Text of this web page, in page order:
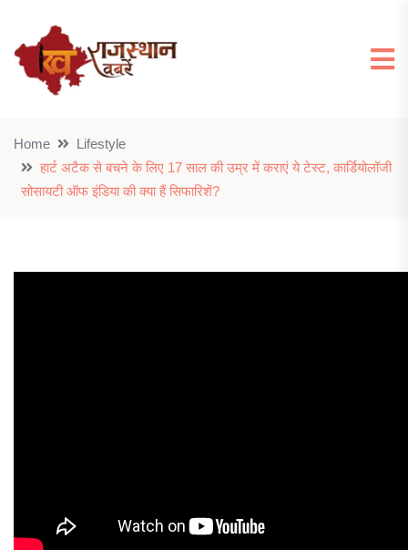
Home
Lifestyle
हार्ट अटैक से बचने के लिए 17 साल की उम्र में कराएं ये टेस्ट, कार्डियोलॉजी
सोसायटी ऑफ इंडिया की क्या हैं सिफारिशें?